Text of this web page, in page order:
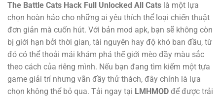
The Battle Cats Hack Full Unlocked All Cats là một lựa
chọn hoàn hảo cho những ai yêu thích thể loại chiến thuật
đơn giản mà cuốn hút. Với bản mod apk, bạn sẽ không còn
bị giới hạn bởi thời gian, tài nguyên hay độ khó ban đầu, từ
đó có thể thoải mái khám phá thế giới mèo đầy màu sắc
theo cách của riêng mình. Nếu bạn đang tìm kiếm một tựa
game giải trí nhưng vẫn đầy thử thách, đây chính là lựa
chọn không thể bỏ qua. Tải ngay tại LMHMOD để được trải